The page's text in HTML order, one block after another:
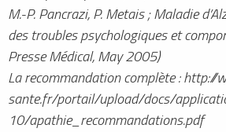
M.-P. Pancrazi, P. Metais ; Maladie
des troubles psychologiques et
Presse Médical, May 2005)
La recommandation complète : http://
sante.fr/portail/upload/docs/
10/apathie_recommandations.pdf